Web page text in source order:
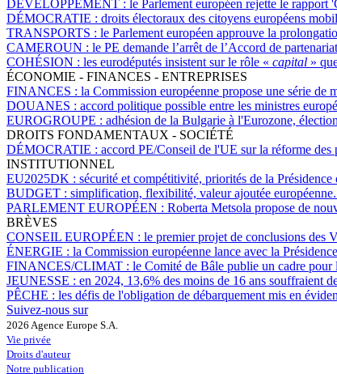
DÉVELOPPEMENT : le Parlement européen rejette le rapport
DÉMOCRATIE : droits électoraux des citoyens européens
TRANSPORTS : le Parlement européen approuve la
CAMEROUN : le PE demande l’arrêt de l’Accord de
COHÉSION : les eurodéputés insistent sur le rôle « capital »
ÉCONOMIE - FINANCES - ENTREPRISES
FINANCES : la Commission européenne propose une série de
DOUANES : accord politique possible entre les ministres
EUROGROUPE : adhésion de la Bulgarie à l'Eurozone,
DROITS FONDAMENTAUX - SOCIÉTÉ
DÉMOCRATIE : accord PE/Conseil de l'UE sur la réforme
INSTITUTIONNEL
EU2025DK : sécurité et compétitivité, priorités de la
BUDGET : simplification, flexibilité, valeur ajoutée
PARLEMENT EUROPÉEN : Roberta Metsola propose de
BRÈVES
CONSEIL EUROPÉEN : le premier projet de conclusions des
ÉNERGIE : la Commission européenne lance avec la
FINANCES/CLIMAT : le Comité de Bâle publie un cadre
JEUNESSE : en 2024, 13,6% des moins de 16 ans souffraient
PÊCHE : les défis de l'obligation de débarquement mis en
Suivez-nous sur
2026 Agence Europe S.A.
Vie privée
Droits d'auteur
Notre publication